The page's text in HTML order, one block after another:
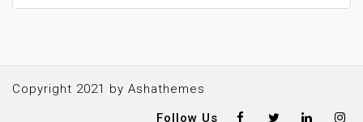
Copyright 2021 by Ashathemes
Follow Us